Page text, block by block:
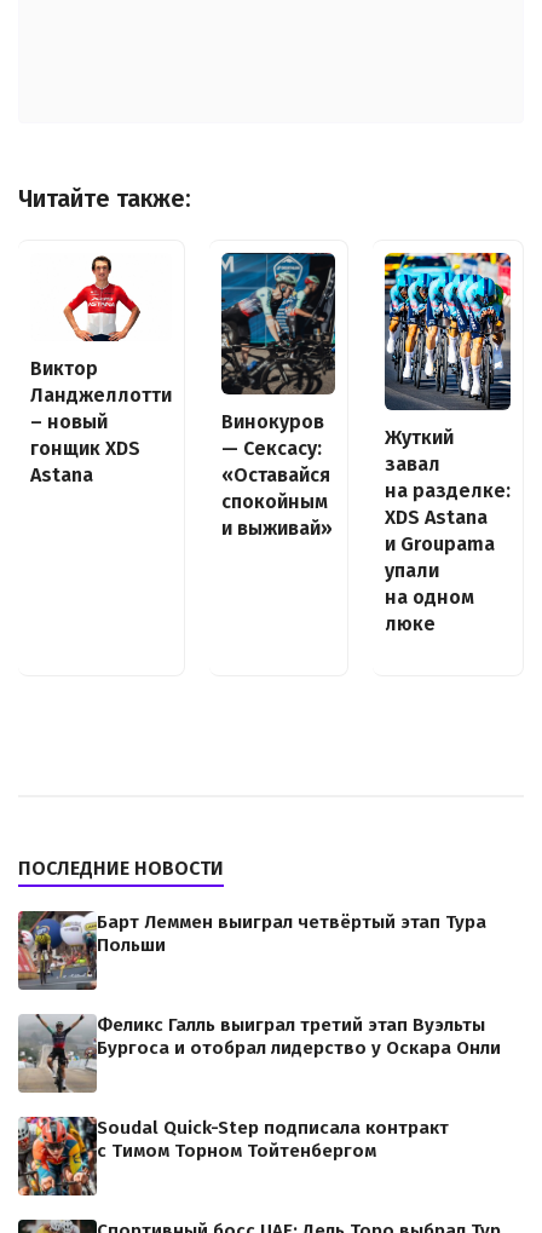
Читайте также:
Виктор
Ланджеллотти
– новый
гонщик XDS
Astana
Винокуров
— Сексасу:
«Оставайся
спокойным
и выживай»
Жуткий
завал
на разделке:
XDS Astana
и Groupama
упали
на одном
люке
ПОСЛЕДНИЕ НОВОСТИ
Барт Леммен выиграл четвёртый этап Тура
Польши
Феликс Галль выиграл третий этап Вуэльты
Бургоса и отобрал лидерство у Оскара Онли
Soudal Quick-Step подписала контракт
с Тимом Торном Тойтенбергом